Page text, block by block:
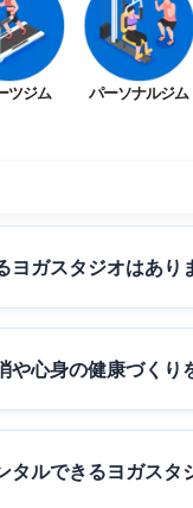
ツジム パーソナルジム
ヨガスタジオはあり
や心身の健康づく
タルできるヨガスタ